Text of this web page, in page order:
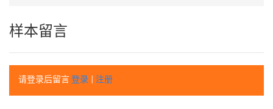
样本留言
请登录后留言 登录 注册